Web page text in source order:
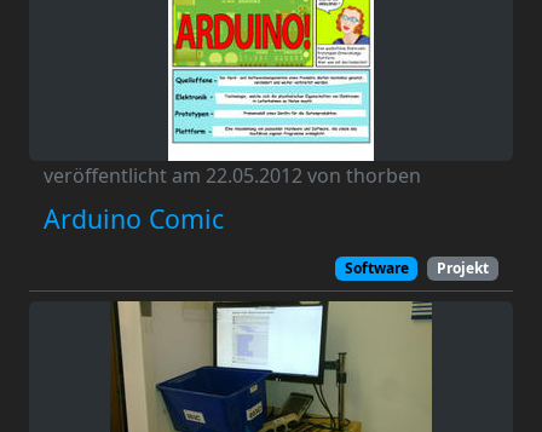
veröffentlicht am 22.05.2012 von thorben
Arduino Comic
Software Projekt